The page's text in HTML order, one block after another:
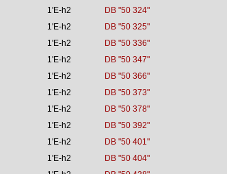
1'E-h2
DB "50 324"
1'E-h2
DB "50 325"
1'E-h2
DB "50 336"
1'E-h2
DB "50 347"
1'E-h2
DB "50 366"
1'E-h2
DB "50 373"
1'E-h2
DB "50 378"
1'E-h2
DB "50 392"
1'E-h2
DB "50 401"
1'E-h2
DB "50 404"